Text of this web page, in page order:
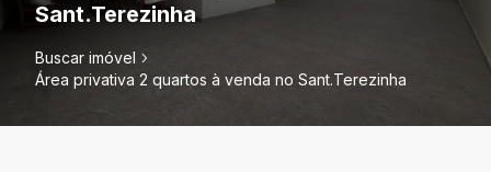
Sant.Terezinha
Buscar imóvel
Área privativa 2 quartos à venda no Sant.Terezinha